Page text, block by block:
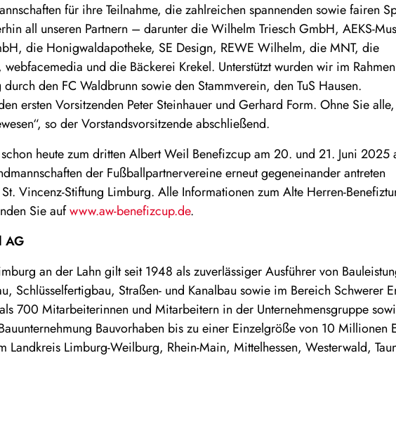
für ihre Teilnahme, die zahlreichen spannenden sowie fairen
all unseren Partnern – darunter die Wilhelm Triesch GmbH, AEKS-
die Honigwaldapotheke, SE Design, REWE Wilhelm, die MNT, die
und die Bäckerei Krekel. Unterstützt wurden wir im
den FC Waldbrunn sowie den Stammverein, den TuS Hausen.
ersten Vorsitzenden Peter Steinhauer und Gerhard Form. Ohne Sie
so der Vorstandsvorsitzende abschließend.
heute zum dritten Albert Weil Benefizcup am 20. und 21. Juni 2025
der Fußballpartnervereine erneut gegeneinander antreten
Vincenz-Stiftung Limburg. Alle Informationen zum Alte Herren-
Sie aufwww.aw-benefizcup.de.
AG
an der Lahn gilt seit 1948 als zuverlässiger Ausführer von
Schlüsselfertigbau, Straßen- und Kanalbau sowie im Bereich Schwerer
700 Mitarbeiterinnen und Mitarbeitern in der Unternehmensgruppe
Bauvorhaben bis zu einer Einzelgröße von 10 Millionen
Limburg-Weilburg, Rhein-Main, Mittelhessen, Westerwald,